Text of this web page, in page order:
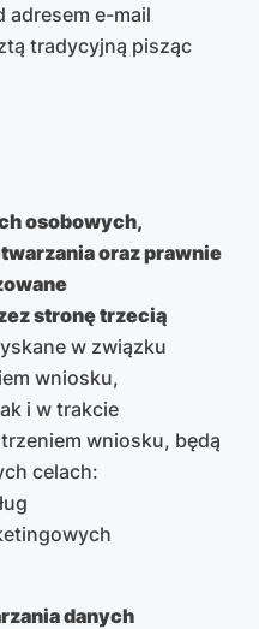
adresem e-mail
tradycyjną pisząc
osobowych,
oraz prawnie
stronę trzecią
w związku
wniosku,
i w trakcie
wniosku, będą
celach:
danych